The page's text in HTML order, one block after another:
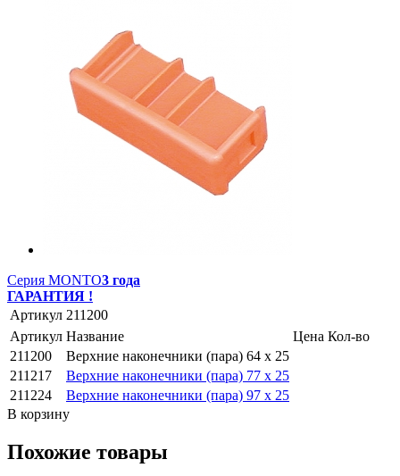
Серия MONTO3 года
ГАРАНТИЯ !
Артикул 211200
Артикул Название Цена Кол-во
211200
Верхние наконечники (пара) 64 x 25
211217
Верхние наконечники (пара) 77 x 25
211224
Верхние наконечники (пара) 97 x 25
В корзину
Похожие товары